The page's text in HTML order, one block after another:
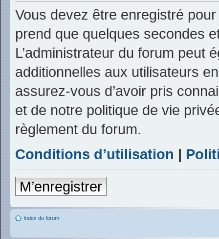
Vous devez être enregistré
prend que quelques secondes
L’administrateur du forum peut
additionnelles aux utilisateurs
assurez-vous d’avoir pris
et de notre politique de vie
règlement du forum.
Conditions d’utilisation |
M’enregistrer
Index du forum